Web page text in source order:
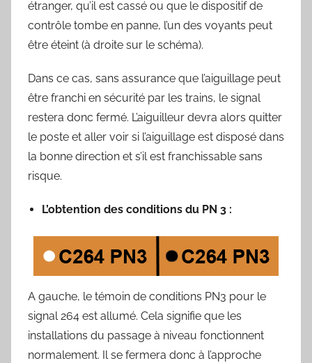
étranger, qu’il est cassé ou que le dispositif de
contrôle tombe en panne, l’un des voyants peut
être éteint (à droite sur le schéma).
Dans ce cas, sans assurance que l’aiguillage peut
être franchi en sécurité par les trains, le signal
restera donc fermé. L’aiguilleur devra alors quitter
le poste et aller voir si l’aiguillage est disposé dans
la bonne direction et s’il est franchissable sans
risque.
L’obtention des conditions du PN 3 :
A gauche, le témoin de conditions PN3 pour le
signal 264 est allumé. Cela signifie que les
installations du passage à niveau fonctionnent
normalement. Il se fermera donc à l’approche